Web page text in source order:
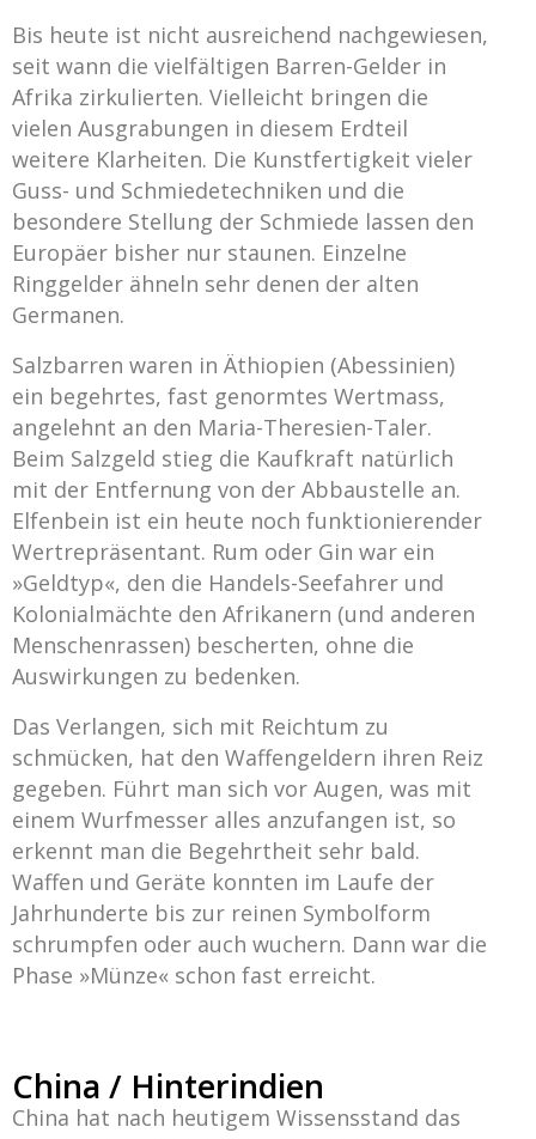
Bis heute ist nicht ausreichend nachgewiesen,
seit wann die vielfältigen Barren-Gelder in
Afrika zirkulierten. Vielleicht bringen die
vielen Ausgrabungen in diesem Erdteil
weitere Klarheiten. Die Kunstfertigkeit vieler
Guss- und Schmiedetechniken und die
besondere Stellung der Schmiede lassen den
Europäer bisher nur staunen. Einzelne
Ringgelder ähneln sehr denen der alten
Germanen.
Salzbarren waren in Äthiopien (Abessinien)
ein begehrtes, fast genormtes Wertmass,
angelehnt an den Maria-Theresien-Taler.
Beim Salzgeld stieg die Kaufkraft natürlich
mit der Entfernung von der Abbaustelle an.
Elfenbein ist ein heute noch funktionierender
Wertrepräsentant. Rum oder Gin war ein
»Geldtyp«, den die Handels-Seefahrer und
Kolonialmächte den Afrikanern (und anderen
Menschenrassen) bescherten, ohne die
Auswirkungen zu bedenken.
Das Verlangen, sich mit Reichtum zu
schmücken, hat den Waffengeldern ihren Reiz
gegeben. Führt man sich vor Augen, was mit
einem Wurfmesser alles anzufangen ist, so
erkennt man die Begehrtheit sehr bald.
Waffen und Geräte konnten im Laufe der
Jahrhunderte bis zur reinen Symbolform
schrumpfen oder auch wuchern. Dann war die
Phase »Münze« schon fast erreicht.
China / Hinterindien
China hat nach heutigem Wissensstand das